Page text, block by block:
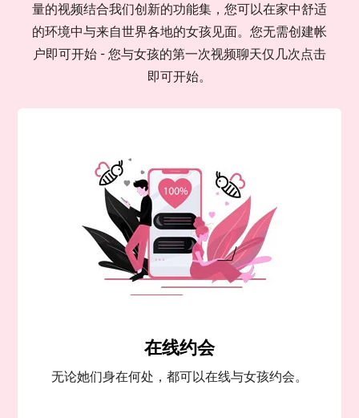
量的视频结合我们创新的功能集，您可以在家中舒适
的环境中与来自世界各地的女孩见面。您无需创建帐
户即可开始 - 您与女孩的第一次视频聊天仅几次点击
即可开始。
在线约会
无论她们身在何处，都可以在线与女孩约会。